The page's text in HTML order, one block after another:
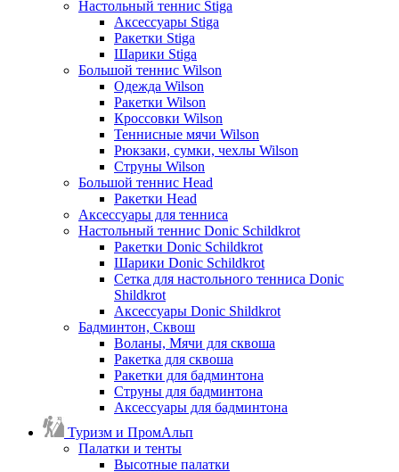
Настольный теннис Stiga
Аксессуары Stiga
Ракетки Stiga
Шарики Stiga
Большой теннис Wilson
Одежда Wilson
Ракетки Wilson
Кроссовки Wilson
Теннисные мячи Wilson
Рюкзаки, сумки, чехлы Wilson
Струны Wilson
Большой теннис Head
Ракетки Head
Аксессуары для тенниса
Настольный теннис Donic Schildkrot
Ракетки Donic Schildkrot
Шарики Donic Schildkrot
Сетка для настольного тенниса Donic
Shildkrot
Аксессуары Donic Shildkrot
Бадминтон, Сквош
Воланы, Мячи для сквоша
Ракетка для сквоша
Ракетки для бадминтона
Струны для бадминтона
Аксессуары для бадминтона
Туризм и ПромАльп
Палатки и тенты
Высотные палатки